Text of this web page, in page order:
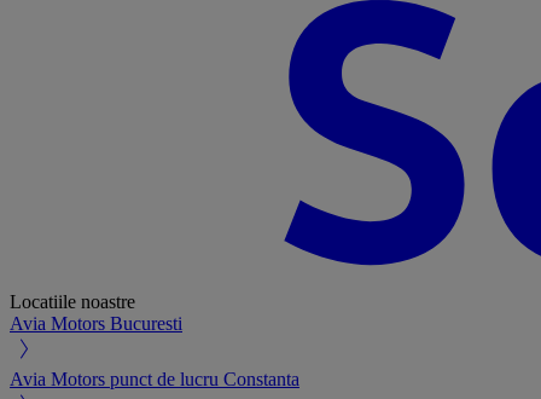
Locatiile noastre
Avia Motors Bucuresti
Avia Motors punct de lucru Constanta